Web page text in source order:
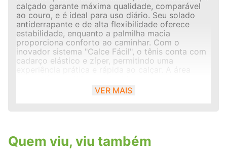
calçado garante máxima qualidade, comparável
ao couro, e é ideal para uso diário. Seu solado
antiderrapante e de alta flexibilidade oferece
estabilidade, enquanto a palmilha macia
proporciona conforto ao caminhar. Com o
inovador sistema "Calce Fácil", o tênis conta com
cadarço elástico e zíper, permitindo uma
experiência prática e rápida ao calçar. A área
proporcionando respirabilidade e mantendo os
pés secos o dia todo. O design clean e sofisticado
VER MAIS
Quem viu, viu também